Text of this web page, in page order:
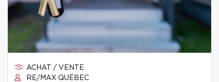
ACHAT / VENTE
RE/MAX QUÉBEC